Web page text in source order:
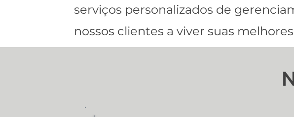
serviços personalizados de
nossos clientes a viver suas